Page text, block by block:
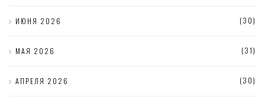
ИЮНЯ 2026 (30)
МАЯ 2026 (31)
АПРЕЛЯ 2026 (30)